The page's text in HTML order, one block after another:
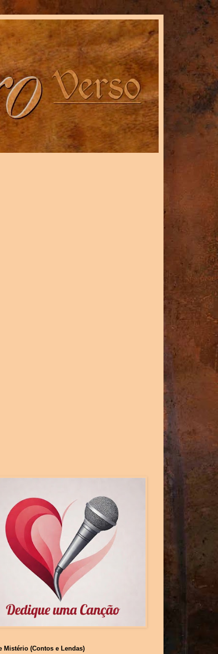
Mistério (Contos e Lendas)